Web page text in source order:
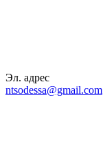
Эл. адрес
ntsodessa@gmail.com